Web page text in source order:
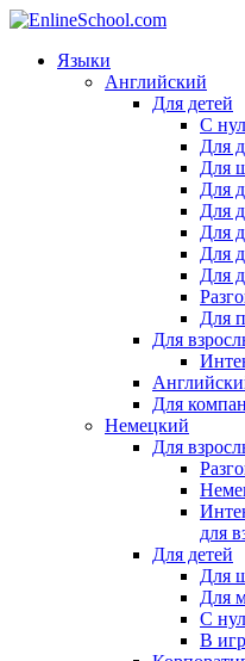
Языки
Английский
Для детей
С
Для
Для
Для
Для
Для
Для
Для
Для
Для
Для
Немецкий
Для
для
Для детей
Для
Для
С
В